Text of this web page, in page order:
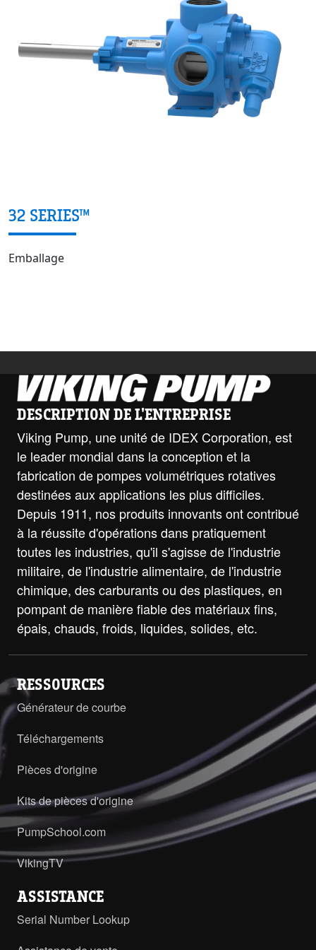
32 SERIES™
Emballage
DESCRIPTION DE L'ENTREPRISE
Viking Pump, une unité de IDEX Corporation, est
le leader mondial dans la conception et la
fabrication de pompes volumétriques rotatives
destinées aux applications les plus difficiles.
Depuis 1911, nos produits innovants ont contribué
à la réussite d'opérations dans pratiquement
toutes les industries, qu'il s'agisse de l'industrie
militaire, de l'industrie alimentaire, de l'industrie
chimique, des carburants ou des plastiques, en
pompant de manière fiable des matériaux fins,
épais, chauds, froids, liquides, solides, etc.
RESSOURCES
Générateur de courbe
Téléchargements
Pièces d'origine
Kits de pièces d'origine
PumpSchool.com
VikingTV
ASSISTANCE
Serial Number Lookup